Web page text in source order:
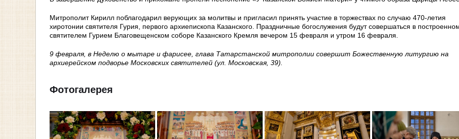
Митрополит Кирилл поблагодарил верующих за молитвы и пригласил принять участие в торжествах по случаю 470-летия
хиротонии святителя Гурия, первого архиепископа Казанского. Праздничные богослужения будут совершаться в
святителем Гурием Благовещенском соборе Казанского Кремля вечером 15 февраля и утром 16 февраля.
9 февраля, в Неделю о мытаре и фарисее, глава Татарстанской митрополии совершит Божественную литургию на
архиерейском подворье Московских святителей (ул. Московская, 39).
Фотогалерея